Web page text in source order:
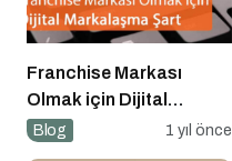
Franchise Markası
Olmak için Dijital
Markalaşma Şart
Blog 1 yıl önce